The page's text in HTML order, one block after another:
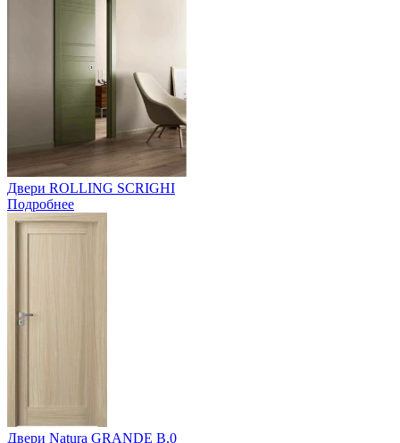
Двери ROLLING SCRIGHI
Подробнее
Двери Natura GRANDE B.0